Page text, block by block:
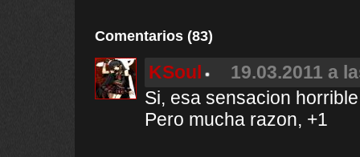
Comentarios (83)
KSoul
19.03.2011 a
Si, esa sensacion
Pero mucha razon, +1